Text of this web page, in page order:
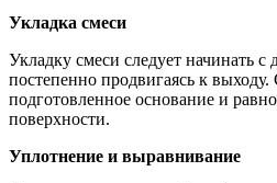
Укладка смеси
Укладку смеси следует начинать с
постепенно продвигаясь к
подготовленное основание и
поверхности.
Уплотнение и выравнивание